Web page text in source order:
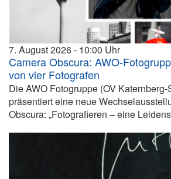
7. August 2026 10:00
Camera Obscura: AWO-
von vier Fotografen
Die AWO Fotogruppe (OV
präsentiert eine neue
Obscura: „Fotografieren – eine